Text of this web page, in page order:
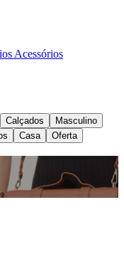
Acessórios
Calçados
Masculino
Casa Oferta